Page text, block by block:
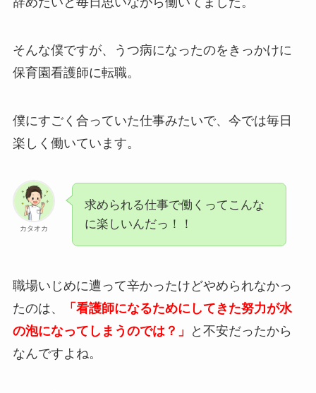
そんな僕ですが、うつ病になったのをきっかけに
保育園看護師に転職。
僕にすごく合っていた仕事みたいで、今では毎日
楽しく働いています。
カタオカ
求められる仕事で働くってこんな
に楽しいんだっ！！
職場いじめに遭って辛かったけどやめられなかっ
たのは、
「看護師になるためにしてきた努力が水
の泡になってしまうのでは？」
と不安だったから
なんですよね。